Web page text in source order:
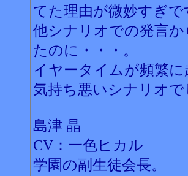
てた理由が微妙すぎで
他シナリオでの発言
たのに・・・。
イヤータイムが頻繁
気持ち悪いシナリオで
島津 晶
CV：一色ヒカル
学園の副生徒会長。